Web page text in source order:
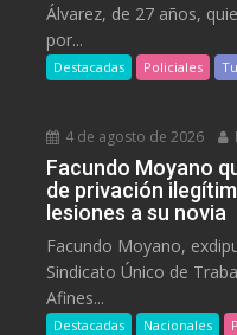
Álvarez, de 27 años,
por...
Destacadas Policiales
4 de agosto de 2026
Facundo Moyano
de privación
lesiones a su novia
Facundo Moyano,
Sindicato Único de
Afines...
Destacadas Nacionales